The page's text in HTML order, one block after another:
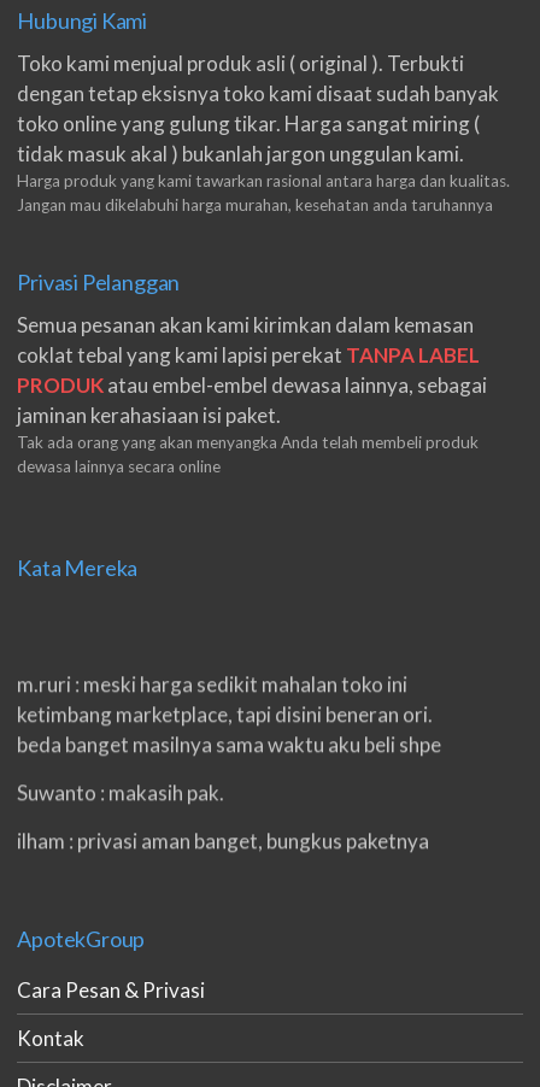
Hubungi Kami
Toko kami menjual produk asli ( original ). Terbukti
dengan tetap eksisnya toko kami disaat sudah banyak
toko online yang gulung tikar. Harga sangat miring (
tidak masuk akal ) bukanlah jargon unggulan kami.
Harga produk yang kami tawarkan rasional antara harga dan kualitas.
Jangan mau dikelabuhi harga murahan, kesehatan anda taruhannya
Privasi Pelanggan
Semua pesanan akan kami kirimkan dalam kemasan
coklat tebal yang kami lapisi perekat TANPA LABEL
PRODUKatau embel-embel dewasa lainnya, sebagai
jaminan kerahasiaan isi paket.
Tak ada orang yang akan menyangka Anda telah membeli produk
dewasa lainnya secara online
Kata Mereka
m.ruri : meski harga sedikit mahalan toko ini
ketimbang marketplace, tapi disini beneran ori.
beda banget masilnya sama waktu aku beli shpe
Suwanto : makasih pak.
ilham : privasi aman banget, bungkus paketnya
eko padang : ko brang udh sampek, kan bru 2 hri
h.dzowi : ampuh mas kamu punya viagra, saya
kasih bintang 5 pokoknya. oh iya mas, napa tidak
ApotekGroup
Cara Pesan & Privasi
Kontak